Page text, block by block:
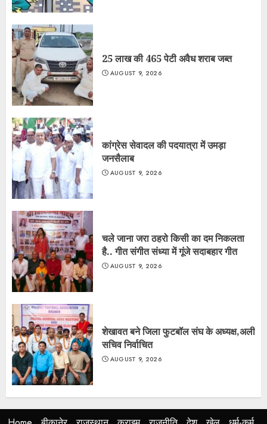
25 लाख की 465 पेटी अवैध शराब जब्त
AUGUST 9, 2026
कांग्रेस सेवादल की पदयात्रा में उमड़ा
जनसैलाब
AUGUST 9, 2026
चले जाना जरा ठहरो किसी का दम निकलता
है.. गीत संगीत संध्या में गूंजे सदाबहार गीत
AUGUST 9, 2026
शेखावत बने जिला फुटबॉल संघ के अध्यक्ष,अली
सचिव निर्वाचित
AUGUST 9, 2026